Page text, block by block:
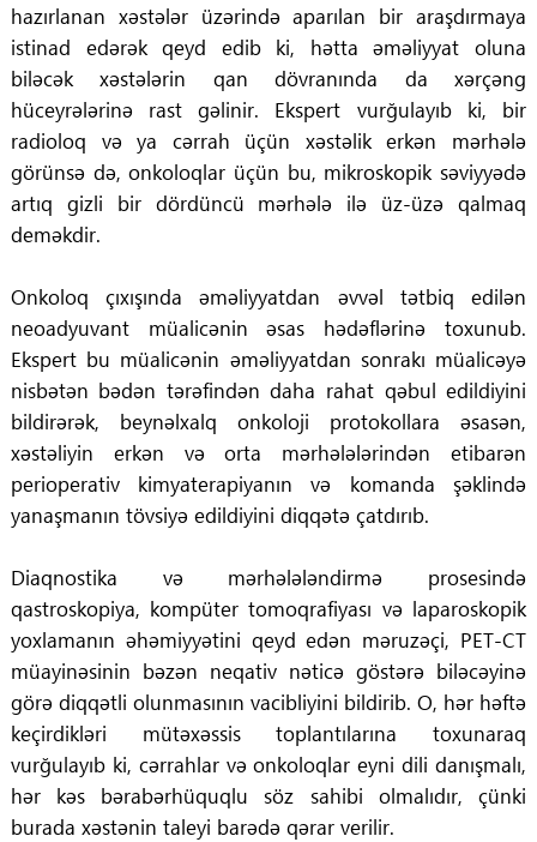
hazırlanan xəstələr üzərində aparılan bir araşdırmaya
istinad edərək qeyd edib ki, hətta əməliyyat oluna
biləcək xəstələrin qan dövranında da xərçəng
hüceyrələrinə rast gəlinir. Ekspert vurğulayıb ki, bir
radioloq və ya cərrah üçün xəstəlik erkən mərhələ
görünsə də, onkoloqlar üçün bu, mikroskopik səviyyədə
artıq gizli bir dördüncü mərhələ ilə üz-üzə qalmaq
deməkdir.
Onkoloq çıxışında əməliyyatdan əvvəl tətbiq edilən
neoadyuvant müalicənin əsas hədəflərinə toxunub.
Ekspert bu müalicənin əməliyyatdan sonrakı müalicəyə
nisbətən bədən tərəfindən daha rahat qəbul edildiyini
bildirərək, beynəlxalq onkoloji protokollara əsasən,
xəstəliyin erkən və orta mərhələlərindən etibarən
perioperativ kimyaterapiyanın və komanda şəklində
yanaşmanın tövsiyə edildiyini diqqətə çatdırıb.
Diaqnostika və mərhələləndirmə prosesində
qastroskopiya, kompüter tomoqrafiyası və laparoskopik
yoxlamanın əhəmiyyətini qeyd edən məruzəçi, PET-CT
müayinəsinin bəzən neqativ nəticə göstərə biləcəyinə
görə diqqətli olunmasının vacibliyini bildirib. O, hər həftə
keçirdikləri mütəxəssis toplantılarına toxunaraq
vurğulayıb ki, cərrahlar və onkoloqlar eyni dili danışmalı,
hər kəs bərabərhüquqlu söz sahibi olmalıdır, çünki
burada xəstənin taleyi barədə qərar verilir.